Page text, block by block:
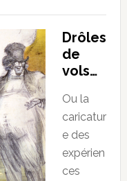
Drôles
de
vols…
Ou la
caricatur
e des
expérien
ces